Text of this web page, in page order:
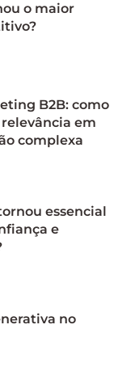
o maior
B2B: como
em
complexa
essencial
e
no